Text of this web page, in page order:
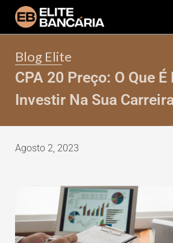
Blog Elite
CPA 20 Preço: O Que É
Investir Na Sua Carreira
Agosto 2, 2023